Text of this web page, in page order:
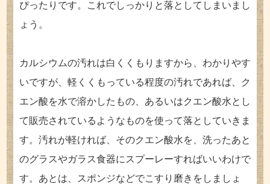
ぴったりです。これでしっかりと落としてしまいまし
ょう。
カルシウムの汚れは白くくもりますから、わかりやす
いですが、軽くくもっている程度の汚れであれば、ク
エン酸を水で溶かしたもの、あるいはクエン酸水とし
て販売されているようなものを使って落としていきま
す。汚れが軽ければ、そのクエン酸水を、洗ったあと
のグラスやガラス食器にスプーレーすればいいわけで
す。あとは、スポンジなどでこすり磨きをしましょ